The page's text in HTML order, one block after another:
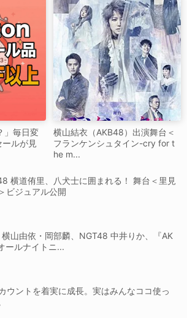
」毎日変
ルが見
横山結衣（AKB48）出演舞台＜
フランケンシュタイン-cry for t
he m...
横道侑里、八犬士に囲まれる！ 舞台＜里見
ビジュアル公開
山由依・岡部麟、NGT48 中井りか、『AK
ールナイトニ...
ウントを着実に成長。実はみんなココ使っ